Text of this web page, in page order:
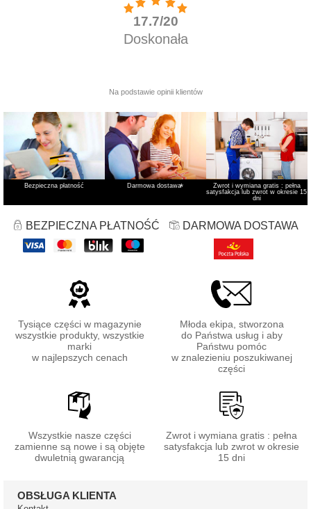
Bezpieczna płatność Darmowa dostawa*
Zwrot i wymiana gratis : pełna
satysfakcja lub zwrot w okresie 15
dni
BEZPIECZNA PŁATNOŚĆ DARMOWA DOSTAWA
Tysiące części w magazynie
wszystkie produkty, wszystkie
marki
w najlepszych cenach
Młoda ekipa, stworzona
do Państwa usług i aby
Państwu pomóc
w znalezieniu poszukiwanej
części
Wszystkie nasze części
zamienne są nowe i są objęte
dwuletnią gwarancją
Zwrot i wymiana gratis : pełna
satysfakcja lub zwrot w okresie
15 dni
OBSŁUGA KLIENTA